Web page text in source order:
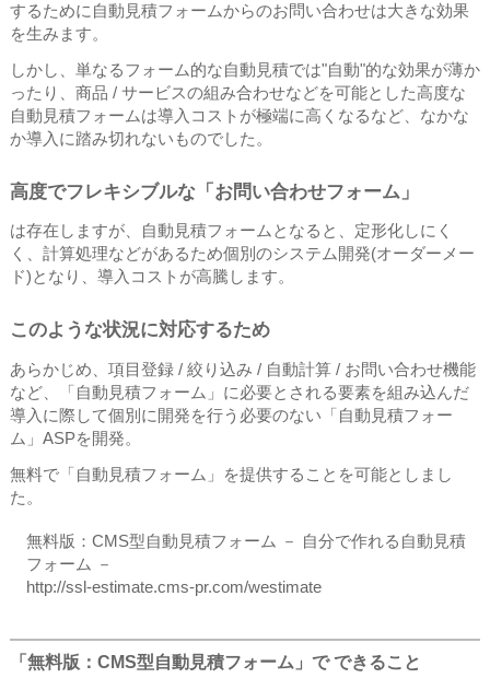
するために自動見積フォームからのお問い合わせは大きな効果
を生みます。
しかし、単なるフォーム的な自動見積では"自動"的な効果が薄か
ったり、商品 / サービスの組み合わせなどを可能とした高度な
自動見積フォームは導入コストが極端に高くなるなど、なかな
か導入に踏み切れないものでした。
高度でフレキシブルな「お問い合わせフォーム」
は存在しますが、自動見積フォームとなると、定形化しにく
く、計算処理などがあるため個別のシステム開発(オーダーメー
ド)となり、導入コストが高騰します。
このような状況に対応するため
あらかじめ、項目登録 / 絞り込み / 自動計算 / お問い合わせ機能
など、「自動見積フォーム」に必要とされる要素を組み込んだ
導入に際して個別に開発を行う必要のない「自動見積フォー
ム」ASPを開発。
無料で「自動見積フォーム」を提供することを可能としまし
た。
無料版：CMS型自動見積フォーム － 自分で作れる自動見積
フォーム －
http://ssl-estimate.cms-pr.com/westimate
「無料版：CMS型自動見積フォーム」で できること